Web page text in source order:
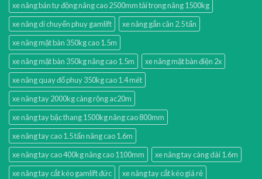
xe nâng bán tự động nâng cao 2500mm tải trọng nâng 1500kg
xe nâng di chuyển phuy gamlift
xe nâng gắn cân 2.5 tấn
xe nâng mặt bàn 350kg cao 1.5m
xe nâng mặt bàn 350kg nâng cao 1.5m
xe nâng mặt bàn điện 2x
xe nâng quay đổ phuy 350kg cao 1.4 mét
xe nâng tay 2000kg càng rộng ac20m
xe nâng tay bậc thang 1500kg nâng cao 800mm
xe nâng tay cao 1.5 tấn nâng cao 1.6m
xe nâng tay cao 400kg nâng cao 1100mm
xe nâng tay càng dài 1.6m
xe nâng tay cắt kéo gamlift đức
xe nâng tay cắt kéo giá rẻ